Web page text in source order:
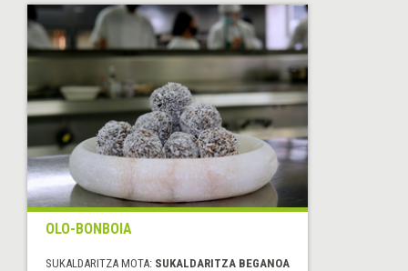
OLO-BONBOIA
SUKALDARITZA MOTA: SUKALDARITZA BEGANOA